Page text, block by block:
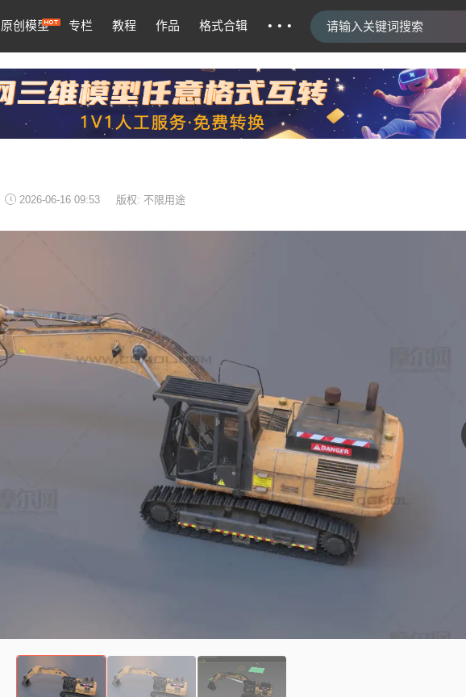
原创模型 专栏 教程 作品 格式合辑 ···
2026-06-16 09:53 版权: 不限用途